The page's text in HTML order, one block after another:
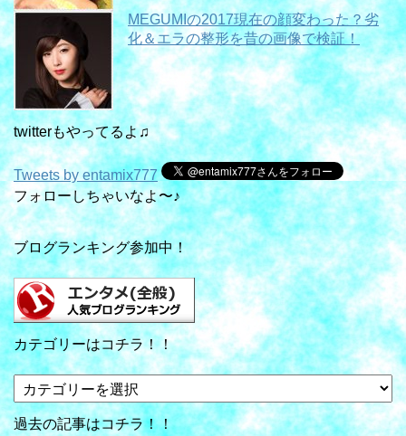
MEGUMIの2017現在の顔変わった？劣
化＆エラの整形を昔の画像で検証！
twitterもやってるよ♫
Tweets by entamix777
フォローしちゃいなよ〜♪
ブログランキング参加中！
カテゴリーはコチラ！！
カ
テ
ゴ
過去の記事はコチラ！！